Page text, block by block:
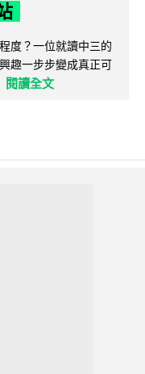
度？一位就讀中三的
趣一步步變成真正可
閱讀全文